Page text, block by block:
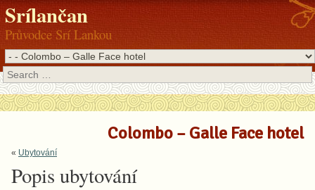
Srílančan
Průvodce Srí Lankou
Search
Colombo – Galle Face hotel
« Ubytování
Popis ubytování